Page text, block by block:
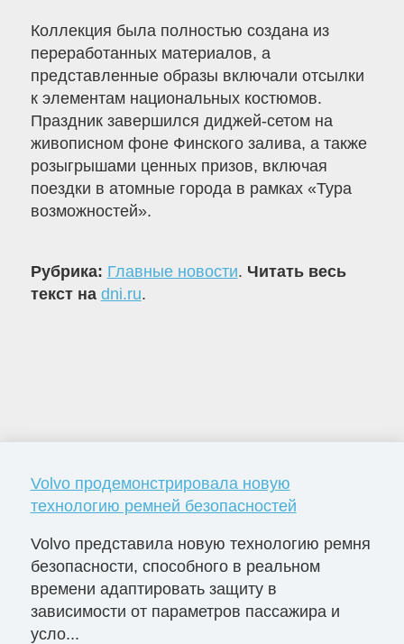
Коллекция была полностью создана из
переработанных материалов, а
представленные образы включали отсылки
к элементам национальных костюмов.
Праздник завершился диджей-сетом на
живописном фоне Финского залива, а также
розыгрышами ценных призов, включая
поездки в атомные города в рамках «Тура
возможностей».
Рубрика: Главные новости. Читать весь
текст на dni.ru.
Volvo продемонстрировала новую
технологию ремней безопасностей
Volvo представила новую технологию ремня
безопасности, способного в реальном
времени адаптировать защиту в
зависимости от параметров пассажира и
усло...